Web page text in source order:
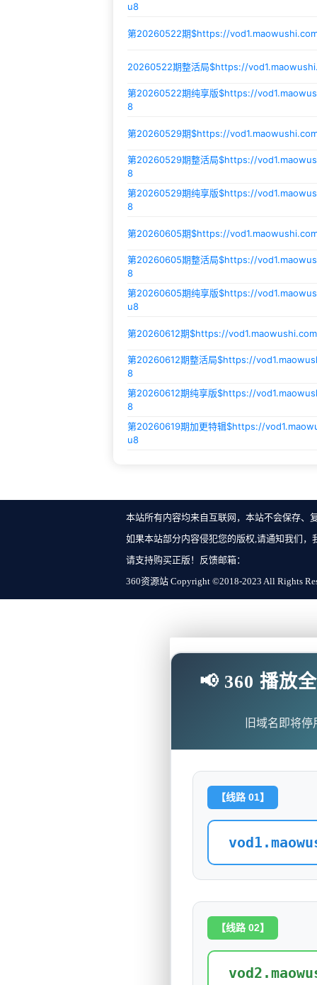
u8
第20260522期$https://
20260522期整活局$https://
第20260522期纯享版$https://
8
第20260529期$https://
第20260529期整活局$https://
8
第20260529期纯享版$https://
8
第20260605期$https://
第20260605期整活局$https://
8
第20260605期纯享版$https://
u8
第20260612期$https://
第20260612期整活局$https://
8
第20260612期纯享版$https://
8
第20260619期加更特辑$https://
u8
本站所有内容均来自互联网，本站不会保存、
如果本站部分内容侵犯您的版权,请通知我们
请支持购买正版！反馈邮箱：
360资源站 Copyright ©2018-2023 All Rights
📢 360 播放
旧域名即将
【线路 01】
【线路 02】